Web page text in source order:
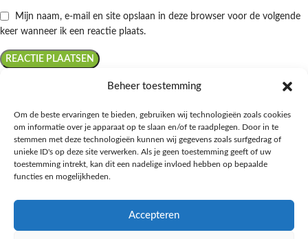
Beheer toestemming
Om de beste ervaringen te bieden, gebruiken wij technologieën zoals cookies
om informatie over je apparaat op te slaan en/of te raadplegen. Door in te
stemmen met deze technologieën kunnen wij gegevens zoals surfgedrag of
unieke ID's op deze site verwerken. Als je geen toestemming geeft of uw
toestemming intrekt, kan dit een nadelige invloed hebben op bepaalde
functies en mogelijkheden.
Accepteren
Mijn naam, e-mail en site opslaan in deze browser voor de volgende
keer wanneer ik een reactie plaats.
Ontdek de beste keto-vriendelijke keuzes van Albert Heijn, verrijk je
kennis met onze diepgaande blogs over het keto-dieet, en deel jouw
favoriete keto recepten in onze bruisende online gemeenschap!